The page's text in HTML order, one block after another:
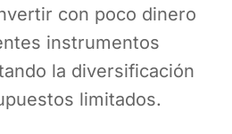
con poco dinero
instrumentos
la diversificación
limitados.